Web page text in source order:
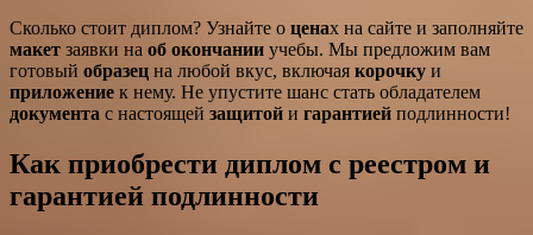
Сколько стоит диплом? Узнайте о ценах на сайте и заполняйте
макет заявки на об окончании учебы. Мы предложим вам
готовый образец на любой вкус, включая корочку и
приложение к нему. Не упустите шанс стать обладателем
документа с настоящей защитой и гарантией подлинности!
Как приобрести диплом с реестром и
гарантией подлинности